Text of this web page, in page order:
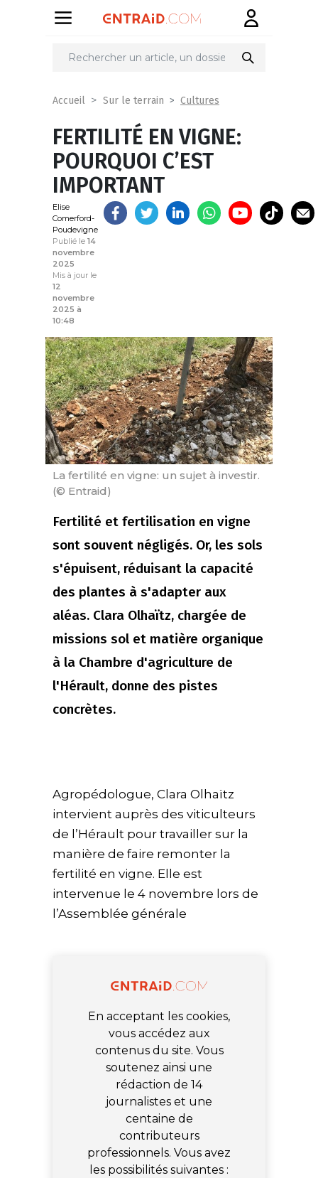
Partager
Accueil Sur le terrain Cultures
FERTILITÉ EN VIGNE:
POURQUOI C’EST
IMPORTANT
Elise
Comerford-
Poudevigne
Publié le 14
novembre
2025
Mis à jour le
12
novembre
2025 à
10:48
La fertilité en vigne: un sujet à investir.
(© Entraid)
Fertilité et fertilisation en vigne
sont souvent négligés. Or, les sols
s'épuisent, réduisant la capacité
des plantes à s'adapter aux
aléas. Clara Olhaïtz, chargée de
missions sol et matière organique
à la Chambre d'agriculture de
l'Hérault, donne des pistes
concrètes.
Agropédologue, Clara Olhaïtz
intervient auprès des viticulteurs
de l’Hérault pour travailler sur la
manière de faire remonter la
fertilité en vigne. Elle est
intervenue le 4 novembre lors de
l’Assemblée générale
En acceptant les cookies,
vous accédez aux
contenus du site. Vous
soutenez ainsi une
rédaction de 14
journalistes et une
centaine de
contributeurs
professionnels. Vous avez
les possibilités suivantes :